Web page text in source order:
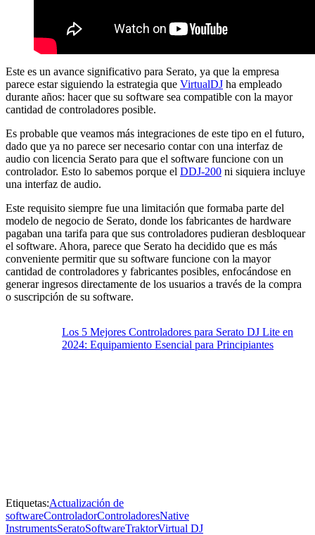
Este es un avance significativo para Serato, ya que la empresa
parece estar siguiendo la estrategia que VirtualDJ ha empleado
durante años: hacer que su software sea compatible con la mayor
cantidad de controladores posible.
Es probable que veamos más integraciones de este tipo en el futuro,
dado que ya no parece ser necesario contar con una interfaz de
audio con licencia Serato para que el software funcione con un
controlador. Esto lo sabemos porque el DDJ-200 ni siquiera incluye
una interfaz de audio.
Este requisito siempre fue una limitación que formaba parte del
modelo de negocio de Serato, donde los fabricantes de hardware
pagaban una tarifa para que sus controladores pudieran desbloquear
el software. Ahora, parece que Serato ha decidido que es más
conveniente permitir que su software funcione con la mayor
cantidad de controladores y fabricantes posibles, enfocándose en
generar ingresos directamente de los usuarios a través de la compra
o suscripción de su software.
Los 5 Mejores Controladores para Serato DJ Lite en
2024: Equipamiento Esencial para Principiantes
Etiquetas:Actualización de
softwareControladorControladoresNative
InstrumentsSeratoSoftwareTraktorVirtual DJ